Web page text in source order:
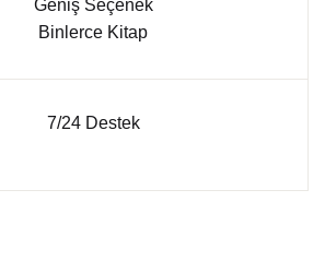
Geniş Seçenek
Binlerce Kitap
7/24 Destek